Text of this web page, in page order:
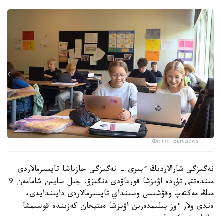
Фото: Euronews
نەگىزگى شارالاردىڭ ءبىرى - نەگىزگى جازباشا تاپسىرمالاردى
مىندەتتى تۇردە اۋىزشا قورعاۋدى ەنگىزۋ. جىل سايىن شامامەن 9
مىڭ مەكتەپ وقۋشىسى وسىنداي تاپسىرمالاردى دايىندايدى،
ەندى ولار ءوز بىلىمدەرىن اۋىزشا ەمتيحان كەزىندە قوسىمشا